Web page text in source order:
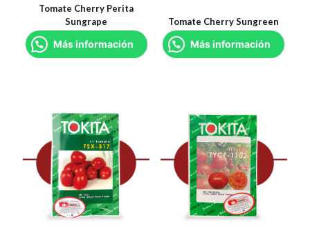
Tomate Cherry Perita
Sungrape
Más información
Tomate Cherry Sungreen
Más información